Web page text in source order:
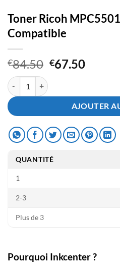
Toner Ricoh
Compatible
€84.50 Le
était :
€84.50.
€67.50Le
est :
quantité de Toner Ricoh MPC5501
AJOUTER
QUANTITÉ
1
2-3
Plus de 3
Pourquoi Inkcenter ?